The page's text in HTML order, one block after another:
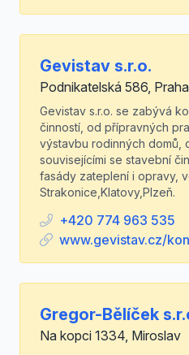
Gevistav s.r.o.
Podnikatelská 586,
Gevistav s.r.o. se zabývá
činností, od přípravných
výstavbu rodinných domů,
souvisejícími se stavební
fasády zateplení i opravy,
Strakonice,Klatovy,Plzeň.
+420 774 963 535
www.gevistav.cz/
Gregor-Bělíček
Na kopci 1334, Miroslav